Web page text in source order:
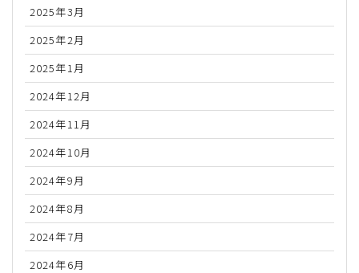
2025年3月
2025年2月
2025年1月
2024年12月
2024年11月
2024年10月
2024年9月
2024年8月
2024年7月
2024年6月